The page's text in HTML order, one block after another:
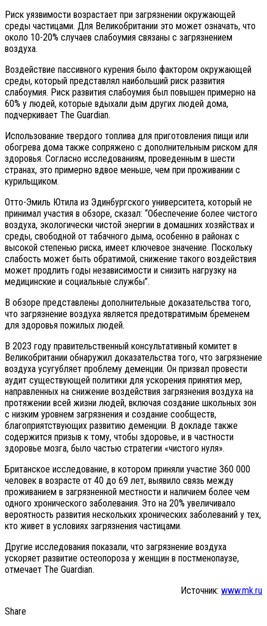
Риск уязвимости возрастает при загрязнении окружающей
среды частицами. Для Великобритании это может означать, что
около 10-20% случаев слабоумия связаны с загрязнением
воздуха.
Воздействие пассивного курения было фактором окружающей
среды, который представлял наибольший риск развития
слабоумия. Риск развития слабоумия был повышен примерно на
60% у людей, которые вдыхали дым других людей дома,
подчеркивает The Guardian.
Использование твердого топлива для приготовления пищи или
обогрева дома также сопряжено с дополнительным риском для
здоровья. Согласно исследованиям, проведенным в шести
странах, это примерно вдвое меньше, чем при проживании с
курильщиком.
Отто-Эмиль Ютила из Эдинбургского университета, который не
принимал участия в обзоре, сказал: “Обеспечение более чистого
воздуха, экологически чистой энергии в домашних хозяйствах и
среды, свободной от табачного дыма, особенно в районах с
высокой степенью риска, имеет ключевое значение. Поскольку
слабость может быть обратимой, снижение такого воздействия
может продлить годы независимости и снизить нагрузку на
медицинские и социальные службы”.
В обзоре представлены дополнительные доказательства того,
что загрязнение воздуха является предотвратимым бременем
для здоровья пожилых людей.
В 2023 году правительственный консультативный комитет в
Великобритании обнаружил доказательства того, что загрязнение
воздуха усугубляет проблему деменции. Он призвал провести
аудит существующей политики для ускорения принятия мер,
направленных на снижение воздействия загрязнения воздуха на
протяжении всей жизни людей, включая создание школьных зон
с низким уровнем загрязнения и создание сообществ,
благоприятствующих развитию деменции. В докладе также
содержится призыв к тому, чтобы здоровье, и в частности
здоровье мозга, было частью стратегии «чистого нуля».
Британское исследование, в котором приняли участие 360 000
человек в возрасте от 40 до 69 лет, выявило связь между
проживанием в загрязненной местности и наличием более чем
одного хронического заболевания. Это на 20% увеличивало
вероятность развития нескольких хронических заболеваний у тех,
кто живет в условиях загрязнения частицами.
Другие исследования показали, что загрязнение воздуха
ускоряет развитие остеопороза у женщин в постменопаузе,
отмечает The Guardian.
Источник: www.mk.ru
Share